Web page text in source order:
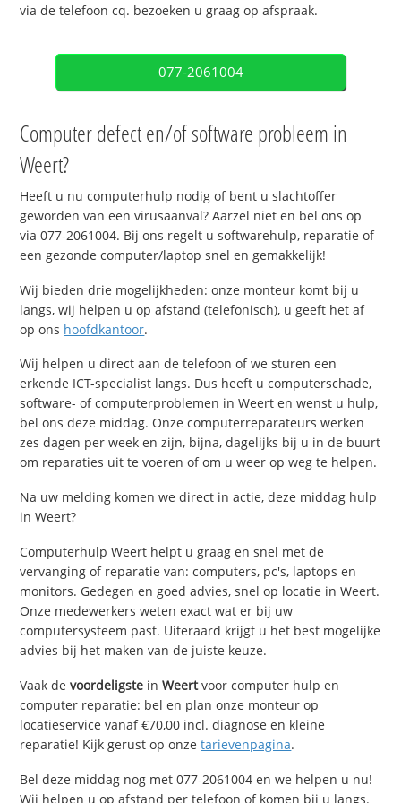
via de telefoon cq. bezoeken u graag op afspraak.
077-2061004
Computer defect en/of software probleem in
Weert?
Heeft u nu computerhulp nodig of bent u slachtoffer
geworden van een virusaanval? Aarzel niet en bel ons op
via 077-2061004. Bij ons regelt u softwarehulp, reparatie of
een gezonde computer/laptop snel en gemakkelijk!
Wij bieden drie mogelijkheden: onze monteur komt bij u
langs, wij helpen u op afstand (telefonisch), u geeft het af
op ons hoofdkantoor.
Wij helpen u direct aan de telefoon of we sturen een
erkende ICT-specialist langs. Dus heeft u computerschade,
software- of computerproblemen in Weert en wenst u hulp,
bel ons deze middag. Onze computerreparateurs werken
zes dagen per week en zijn, bijna, dagelijks bij u in de buurt
om reparaties uit te voeren of om u weer op weg te helpen.
Na uw melding komen we direct in actie, deze middag hulp
in Weert?
Computerhulp Weert helpt u graag en snel met de
vervanging of reparatie van: computers, pc's, laptops en
monitors. Gedegen en goed advies, snel op locatie in Weert.
Onze medewerkers weten exact wat er bij uw
computersysteem past. Uiteraard krijgt u het best mogelijke
advies bij het maken van de juiste keuze.
Vaak devoordeligste inWeertvoor computer hulp en
computer reparatie: bel en plan onze monteur op
locatieservice vanaf €70,00 incl. diagnose en kleine
reparatie! Kijk gerust op onzetarievenpagina.
Bel deze middag nog met 077-2061004 en we helpen u nu!
Wij helpen u op afstand per telefoon of komen bij u langs.